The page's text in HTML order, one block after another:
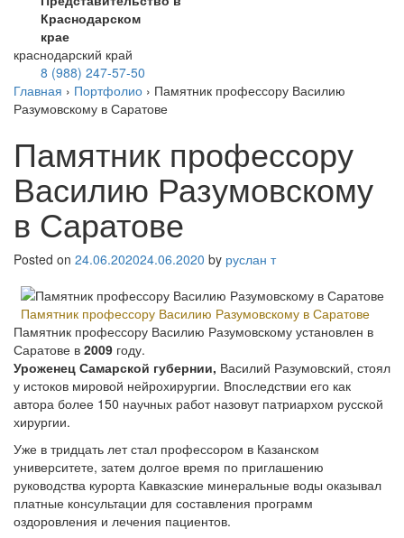
Краснодарском
крае
краснодарский край
8 (988) 247-57-50
Главная › Портфолио › Памятник профессору Василию
Разумовскому в Саратове
Памятник профессору
Василию Разумовскому
в Саратове
Posted on 24.06.202024.06.2020 by руслан т
Памятник профессору Василию Разумовскому в Саратове
Памятник профессору Василию Разумовскому установлен в
Саратове в 2009 году.
Уроженец Самарской губернии, Василий Разумовский, стоял
у истоков мировой нейрохирургии. Впоследствии его как
автора более 150 научных работ назовут патриархом русской
хирургии.
Уже в тридцать лет стал профессором в Казанском
университете, затем долгое время по приглашению
руководства курорта Кавказские минеральные воды оказывал
платные консультации для составления программ
оздоровления и лечения пациентов.